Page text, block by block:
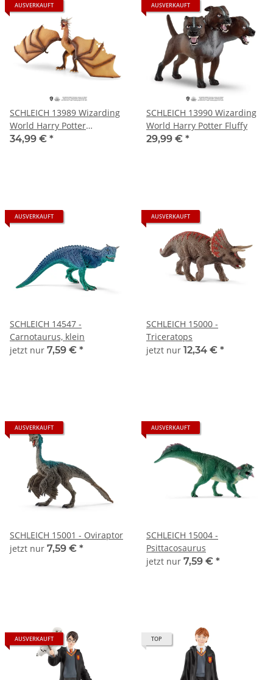
AUSVERKAUFT
SCHLEICH 13989 Wizarding
World Harry Potter
Ungarischer Hornschwanz
34,99 € *
AUSVERKAUFT
SCHLEICH 13990 Wizarding
World Harry Potter Fluffy
29,99 € *
AUSVERKAUFT
SCHLEICH 14547 -
Carnotaurus, klein
jetzt nur 7,59 € *
AUSVERKAUFT
SCHLEICH 15000 -
Triceratops
jetzt nur 12,34 € *
AUSVERKAUFT
SCHLEICH 15001 - Oviraptor
jetzt nur 7,59 € *
AUSVERKAUFT
SCHLEICH 15004 -
Psittacosaurus
jetzt nur 7,59 € *
AUSVERKAUFT TOP